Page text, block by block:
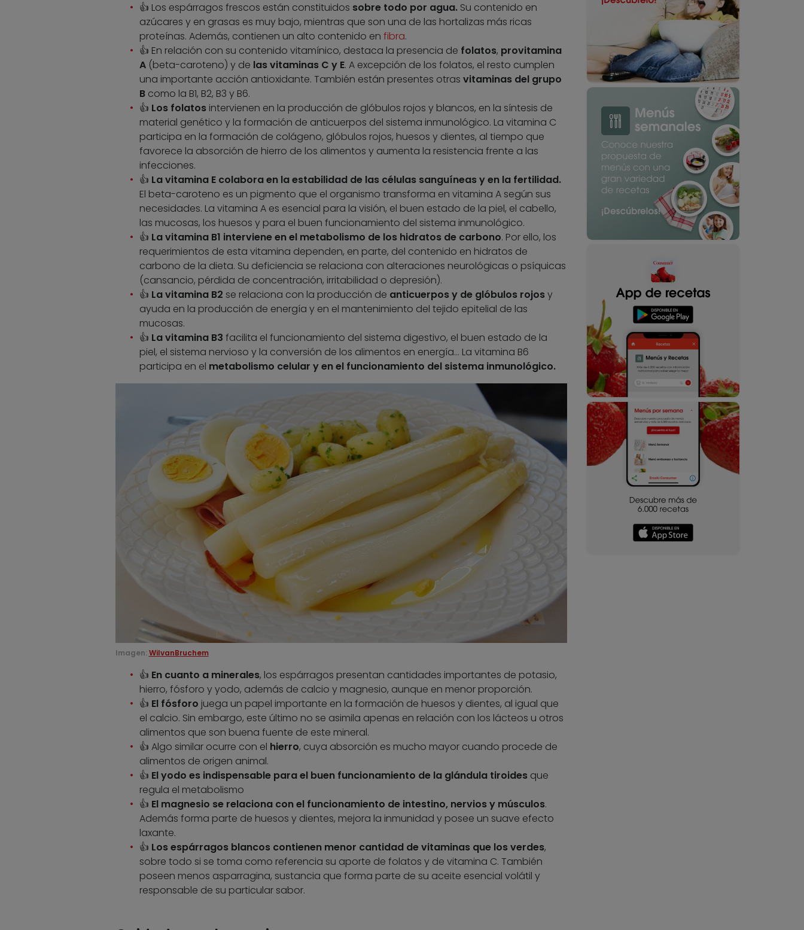
👍 Los espárragos frescos están constituidos sobre todo por agua. Su contenido en
azúcares y en grasas es muy bajo, mientras que son una de las hortalizas más ricas
proteínas. Además, contienen un alto contenido en fibra.
👍 En relación con su contenido vitamínico, destaca la presencia de folatos, provitamina
A (beta-caroteno) y de las vitaminas C y E. A excepción de los folatos, el resto cumplen
una importante acción antioxidante. También están presentes otras vitaminas del grupo
Bcomo la B1, B2, B3 y B6.
👍 Los folatosintervienen en la producción de glóbulos rojos y blancos, en la síntesis de
material genético y la formación de anticuerpos del sistema inmunológico. La vitamina C
participa en la formación de colágeno, glóbulos rojos, huesos y dientes, al tiempo que
favorece la absorción de hierro de los alimentos y aumenta la resistencia frente a las
infecciones.
👍 La vitamina E colabora en la estabilidad de las células sanguíneas y en la fertilidad.
El beta-caroteno es un pigmento que el organismo transforma en vitamina A según sus
necesidades. La vitamina A es esencial para la visión, el buen estado de la piel, el cabello,
las mucosas, los huesos y para el buen funcionamiento del sistema inmunológico.
👍 La vitamina B1 interviene en el metabolismo de los hidratos de carbono. Por ello, los
requerimientos de esta vitamina dependen, en parte, del contenido en hidratos de
carbono de la dieta. Su deficiencia se relaciona con alteraciones neurológicas o psíquicas
(cansancio, pérdida de concentración, irritabilidad o depresión).
👍 La vitamina B2 se relaciona con la producción de anticuerpos y de glóbulos rojosy
ayuda en la producción de energía y en el mantenimiento del tejido epitelial de las
mucosas.
👍 La vitamina B3 facilita el funcionamiento del sistema digestivo, el buen estado de la
piel, el sistema nervioso y la conversión de los alimentos en energía… La vitamina B6
participa en el metabolismo celular y en el funcionamiento del sistema inmunológico.
Imagen: WilvanBruchem
👍 En cuanto a minerales, los espárragos presentan cantidades importantes de potasio,
hierro, fósforo y yodo, además de calcio y magnesio, aunque en menor proporción.
👍 El fósforo juega un papel importante en la formación de huesos y dientes, al igual que
el calcio. Sin embargo, este último no se asimila apenas en relación con los lácteos u otros
alimentos que son buena fuente de este mineral.
👍 Algo similar ocurre con el hierro, cuya absorción es mucho mayor cuando procede de
alimentos de origen animal.
👍 El yodo es indispensable para el buen funcionamiento de la glándula tiroidesque
regula el metabolismo
👍 El magnesio se relaciona con el funcionamiento de intestino, nervios y músculos.
Además forma parte de huesos y dientes, mejora la inmunidad y posee un suave efecto
laxante.
👍 Los espárragos blancos contienen menor cantidad de vitaminas que los verdes,
sobre todo si se toma como referencia su aporte de folatos y de vitamina C. También
poseen menos asparragina, sustancia que forma parte de su aceite esencial volátil y
responsable de su particular sabor.